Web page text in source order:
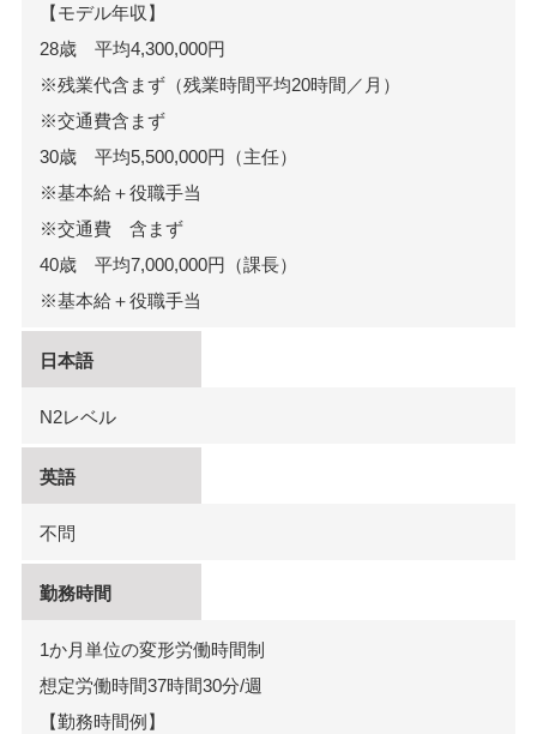
【モデル年収】
28歳 平均4,300,000円
※残業代含まず（残業時間平均20時間／月）
※交通費含まず
30歳 平均5,500,000円（主任）
※基本給＋役職手当
※交通費 含まず
40歳 平均7,000,000円（課⾧）
※基本給＋役職手当
日本語
N2レベル
英語
不問
勤務時間
1か月単位の変形労働時間制
想定労働時間37時間30分/週
【勤務時間例】